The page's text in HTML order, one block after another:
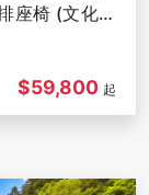
座椅 (文化參
$59,800 起